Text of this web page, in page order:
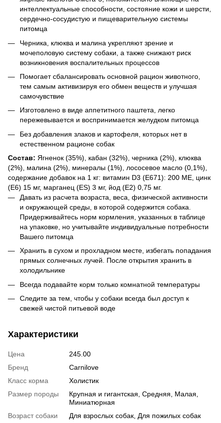
интеллектуальные способности, состояние кожи и шерсти,
сердечно-сосудистую и пищеварительную системы
питомца
Черника, клюква и малина укрепляют зрение и
мочеполовую систему собаки, а также снижают риск
возникновения воспалительных процессов
Помогает сбалансировать основной рацион животного,
тем самым активизируя его обмен веществ и улучшая
самочувствие
Изготовлено в виде аппетитного паштета, легко
пережевывается и воспринимается желудком питомца
Без добавления злаков и картофеля, которых нет в
естественном рационе собак
Состав: Ягненок (35%), кабан (32%), черника (2%), клюква
(2%), малина (2%), минералы (1%), лососевое масло (0,1%),
содержание добавок на 1 кг: витамин D3 (E671): 200 МЕ, цинк
(E6) 15 мг, марганец (ES) 3 мг, йод (E2) 0,75 мг.
Давать из расчета возраста, веса, физической активности
и окружающей среды, в которой содержится собака.
Придерживайтесь норм кормления, указанных в таблице
на упаковке, но учитывайте индивидуальные потребности
Вашего питомца
Хранить в сухом и прохладном месте, избегать попадания
прямых солнечных лучей. После открытия хранить в
холодильнике
Всегда подавайте корм только комнатной температуры
Следите за тем, чтобы у собаки всегда был доступ к
свежей чистой питьевой воде
Характеристики
Цена
245.00
Бренд
Carnilove
Класс корма
Холистик
Размер породы
Крупная и гигантская, Средняя, Малая,
Миниатюрная
Возраст собаки
Для взрослых собак, Для пожилых собак